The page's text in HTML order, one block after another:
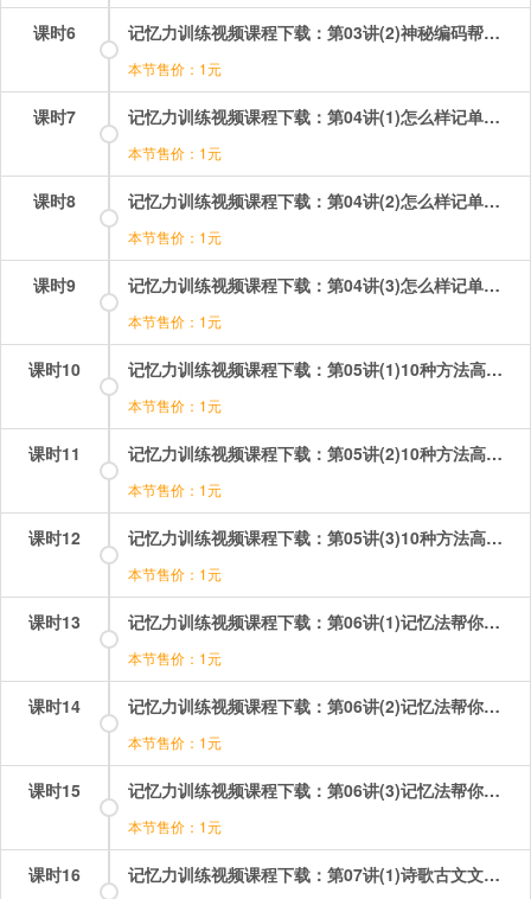
课时6 记忆力训练视频课程下载：第03讲(2)神秘编码帮你轻松记数字 第2段.mp4
本节售价：1元
课时7 记忆力训练视频课程下载：第04讲(1)怎么样记单词最科学？ 第1段.mp4
本节售价：1元
课时8 记忆力训练视频课程下载：第04讲(2)怎么样记单词最科学？ 第2段.mp4
本节售价：1元
课时9 记忆力训练视频课程下载：第04讲(3)怎么样记单词最科学？ 第3段.mp4
本节售价：1元
课时10 记忆力训练视频课程下载：第05讲(1)10种方法高效记单词 第1段.mp4
本节售价：1元
课时11 记忆力训练视频课程下载：第05讲(2)10种方法高效记单词 第2段.mp4
本节售价：1元
课时12 记忆力训练视频课程下载：第05讲(3)10种方法高效记单词 第3段.mp4
本节售价：1元
课时13 记忆力训练视频课程下载：第06讲(1)记忆法帮你成为中文词汇小达人 第1段.mp4
本节售价：1元
课时14 记忆力训练视频课程下载：第06讲(2)记忆法帮你成为中文词汇小达人第2段.mp4
本节售价：1元
课时15 记忆力训练视频课程下载：第06讲(3)记忆法帮你成为中文词汇小达人 第3段.mp4
本节售价：1元
课时16 记忆力训练视频课程下载：第07讲(1)诗歌古文文章轻松记 第1段.mp4